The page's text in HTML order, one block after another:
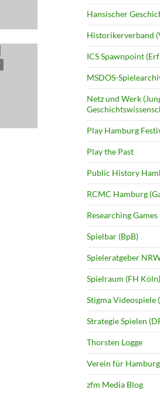
Hansischer
Historikerverband
ICS Spawnpoint
MSDOS-
Netz und Werk
Play Hamburg
Play the Past
Public History
RCMC Hamburg
Researching Games
Spielbar (BpB)
Spieleratgeber
Spielraum (FH Köln)
Stigma
Strategie Spielen
Thorsten Logge
Verein für
zfm Media Blog